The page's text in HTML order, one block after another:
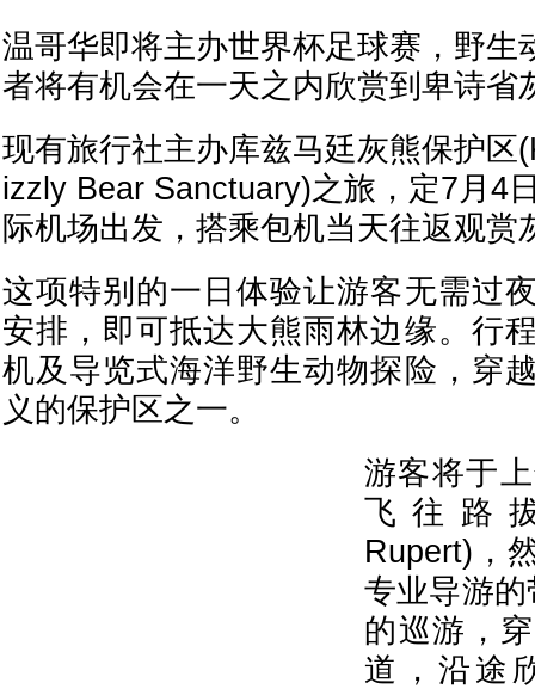
温哥华即将主办世界杯足球赛，野生
者将有机会在一天之内欣赏到卑诗省
现有旅行社主办库兹马廷灰熊保护区
izzly Bear Sanctuary)之旅，定7月4
际机场出发，搭乘包机当天往返观赏
这项特别的一日体验让游客无需过
安排，即可抵达大熊雨林边缘。行
机及导览式海洋野生动物探险，穿
义的保护区之一。
游客将于
飞往路
Rupert)，
专业导游
的巡游，
道，沿途